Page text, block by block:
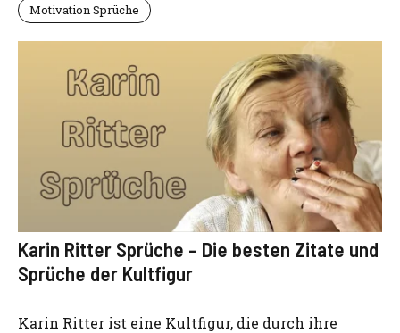
Motivation Sprüche
Karin Ritter Sprüche – Die besten Zitate und
Sprüche der Kultfigur
Karin Ritter ist eine Kultfigur, die durch ihre